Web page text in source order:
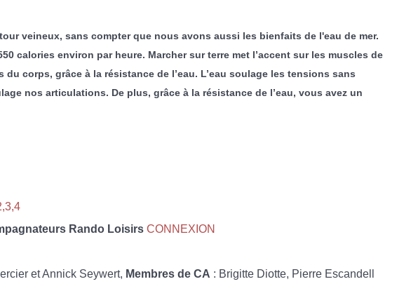
veineux, sans compter que nous avons aussi les bienfaits de l'eau de mer.
calories environ par heure. Marcher sur terre met l’accent sur les muscles de
corps, grâce à la résistance de l’eau. L’eau soulage les tensions sans
nos articulations. De plus, grâce à la résistance de l’eau, vous avez un
Rando Loisirs CONNEXION
et Annick Seywert, Membres de CA : Brigitte Diotte, Pierre Escandell